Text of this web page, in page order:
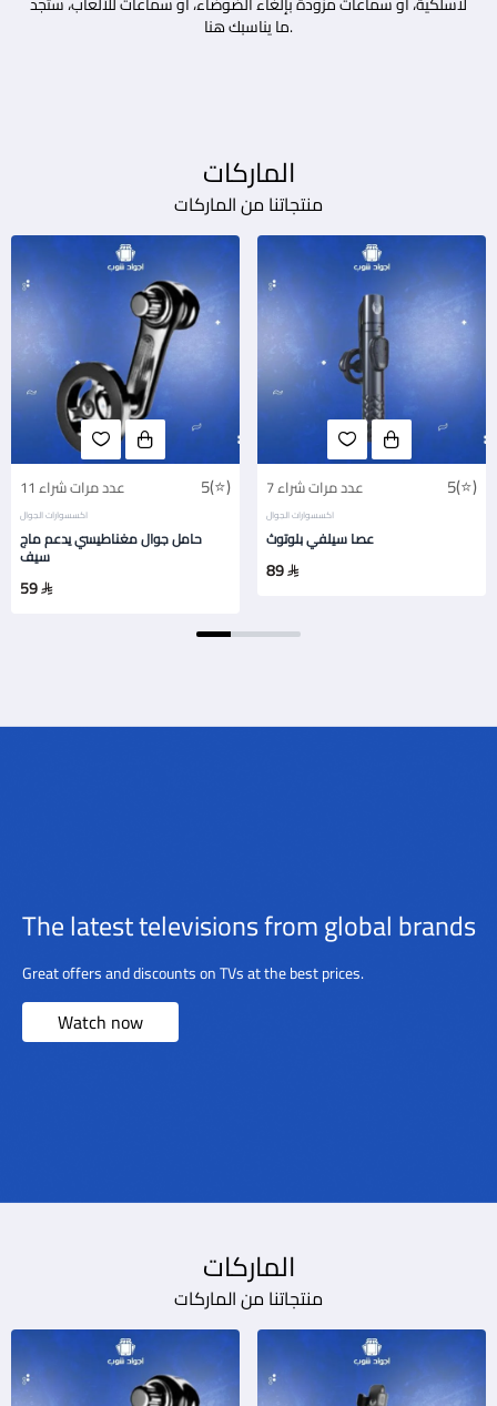
ما يناسبك هنا.
الماركات
منتجاتنا من الماركات
11 عدد مرات شراء 5(⭐)
اكسسوارات الجوال
حامل جوال مغناطيسي يدعم ماج
سيف
59
7 عدد مرات شراء 5(⭐)
اكسسوارات الجوال
عصا سيلفي بلوتوث
89
The latest televisions from global brands
Great offers and discounts on TVs at the best prices.
Watch now
الماركات
منتجاتنا من الماركات